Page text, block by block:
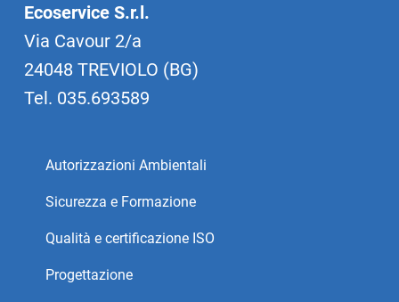
Ecoservice S.r.l.
Via Cavour 2/a
24048 TREVIOLO (BG)
Tel. 035.693589
Autorizzazioni Ambientali
Sicurezza e Formazione
Qualità e certificazione ISO
Progettazione